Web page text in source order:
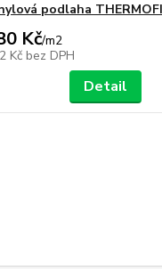
podlaha
Kč/m2
Kč bez DPH
Detail